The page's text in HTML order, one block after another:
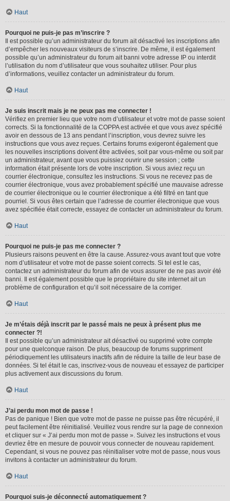
Haut
Pourquoi ne puis-je pas m’inscrire ?
Il est possible qu’un administrateur du forum ait désactivé les inscriptions afin
d’empêcher les nouveaux visiteurs de s’inscrire. De même, il est également
possible qu’un administrateur du forum ait banni votre adresse IP ou interdit
l’utilisation du nom d’utilisateur que vous souhaitez utiliser. Pour plus
d’informations, veuillez contacter un administrateur du forum.
Haut
Je suis inscrit mais je ne peux pas me connecter !
Vérifiez en premier lieu que votre nom d’utilisateur et votre mot de passe soient
corrects. Si la fonctionnalité de la COPPA est activée et que vous avez spécifié
avoir en dessous de 13 ans pendant l’inscription, vous devrez suivre les
instructions que vous avez reçues. Certains forums exigeront également que
les nouvelles inscriptions doivent être activées, soit par vous-même ou soit par
un administrateur, avant que vous puissiez ouvrir une session ; cette
information était présente lors de votre inscription. Si vous aviez reçu un
courrier électronique, consultez les instructions. Si vous ne recevez pas de
courrier électronique, vous avez probablement spécifié une mauvaise adresse
de courrier électronique ou le courrier électronique a été filtré en tant que
pourriel. Si vous êtes certain que l’adresse de courrier électronique que vous
avez spécifiée était correcte, essayez de contacter un administrateur du forum.
Haut
Pourquoi ne puis-je pas me connecter ?
Plusieurs raisons peuvent en être la cause. Assurez-vous avant tout que votre
nom d’utilisateur et votre mot de passe soient corrects. Si tel est le cas,
contactez un administrateur du forum afin de vous assurer de ne pas avoir été
banni. Il est également possible que le propriétaire du site internet ait un
problème de configuration et qu’il soit nécessaire de la corriger.
Haut
Je m’étais déjà inscrit par le passé mais ne peux à présent plus me
connecter ?!
Il est possible qu’un administrateur ait désactivé ou supprimé votre compte
pour une quelconque raison. De plus, beaucoup de forums suppriment
périodiquement les utilisateurs inactifs afin de réduire la taille de leur base de
données. Si tel était le cas, inscrivez-vous de nouveau et essayez de participer
plus activement aux discussions du forum.
Haut
J’ai perdu mon mot de passe !
Pas de panique ! Bien que votre mot de passe ne puisse pas être récupéré, il
peut facilement être réinitialisé. Veuillez vous rendre sur la page de connexion
et cliquer sur « J’ai perdu mon mot de passe ». Suivez les instructions et vous
devriez être en mesure de pouvoir vous connecter de nouveau rapidement.
Cependant, si vous ne pouvez pas réinitialiser votre mot de passe, nous vous
invitons à contacter un administrateur du forum.
Haut
Pourquoi suis-je déconnecté automatiquement ?